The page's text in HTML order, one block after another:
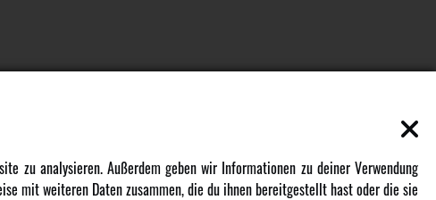
zu analysieren. Außerdem geben wir Informationen zu deiner Verwendung
mit weiteren Daten zusammen, die du ihnen bereitgestellt hast oder die sie